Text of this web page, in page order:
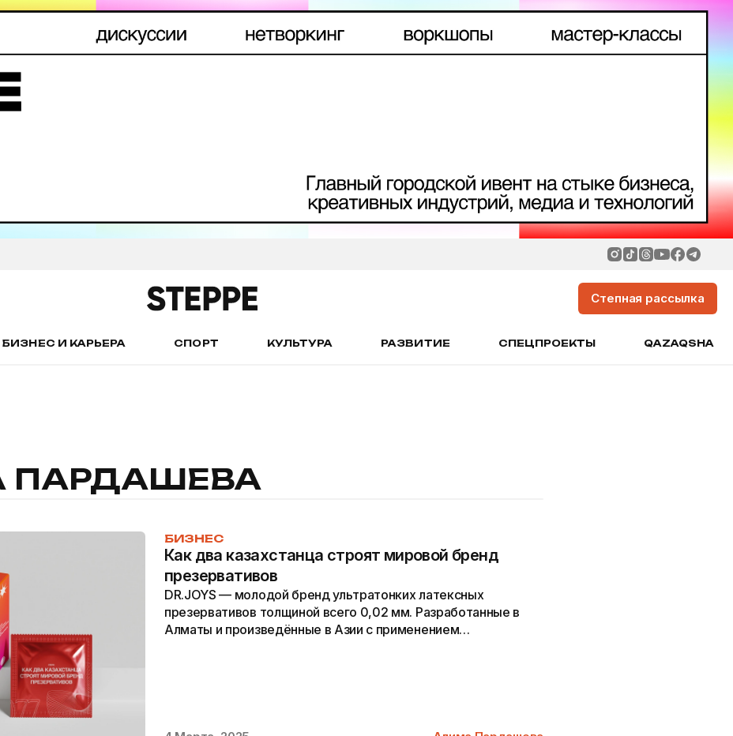
Степная рассылка
БИЗНЕС И КАРЬЕРА СПОРТ КУЛЬТУРА РАЗВИТИЕ СПЕЦПРОЕКТЫ QAZAQSHA
ПАРДАШЕВА
БИЗНЕС
Как два казахстанца строят мировой бренд
презервативов
DR.JOYS — молодой бренд ультратонких латексных
презервативов толщиной всего 0,02 мм. Разработанные в
Алматы и произведённые в Азии с применением